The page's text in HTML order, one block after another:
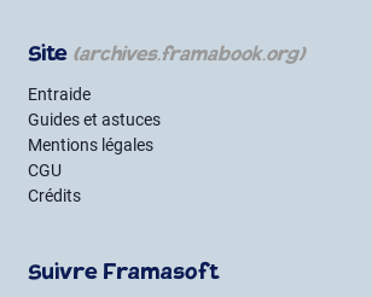
Site (archives.framabook.org)
Entraide
Guides et astuces
Mentions légales
CGU
Crédits
Suivre Framasoft